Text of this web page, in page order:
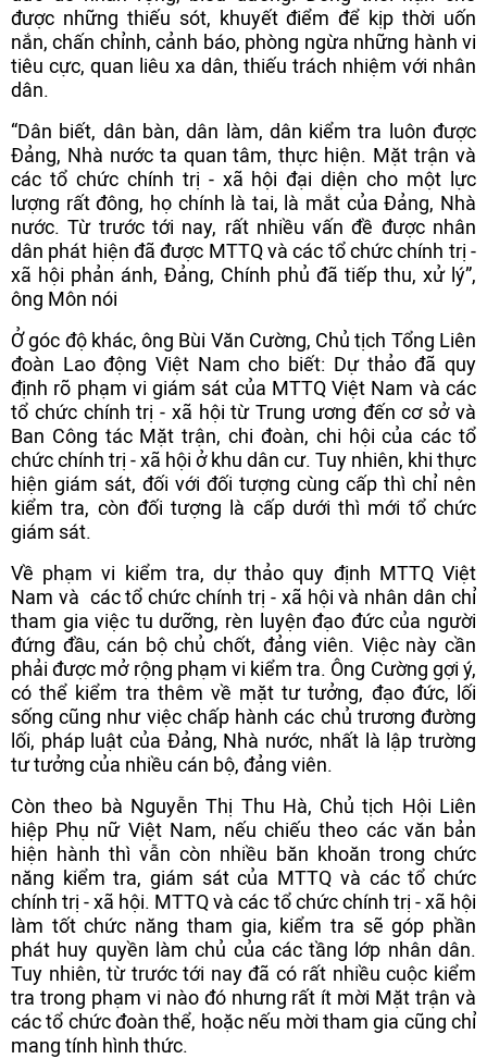
được những thiếu sót, khuyết điểm để kịp thời uốn
nắn, chấn chỉnh, cảnh báo, phòng ngừa những hành vi
tiêu cực, quan liêu xa dân, thiếu trách nhiệm với nhân
dân.
“Dân biết, dân bàn, dân làm, dân kiểm tra luôn được
Đảng, Nhà nước ta quan tâm, thực hiện. Mặt trận và
các tổ chức chính trị - xã hội đại diện cho một lực
lượng rất đông, họ chính là tai, là mắt của Đảng, Nhà
nước. Từ trước tới nay, rất nhiều vấn đề được nhân
dân phát hiện đã được MTTQ và các tổ chức chính trị -
xã hội phản ánh, Đảng, Chính phủ đã tiếp thu, xử lý”,
ông Môn nói
Ở góc độ khác, ông Bùi Văn Cường, Chủ tịch Tổng Liên
đoàn Lao động Việt Nam cho biết: Dự thảo đã quy
định rõ phạm vi giám sát của MTTQ Việt Nam và các
tổ chức chính trị - xã hội từ Trung ương đến cơ sở và
Ban Công tác Mặt trận, chi đoàn, chi hội của các tổ
chức chính trị - xã hội ở khu dân cư. Tuy nhiên, khi thực
hiện giám sát, đối với đối tượng cùng cấp thì chỉ nên
kiểm tra, còn đối tượng là cấp dưới thì mới tổ chức
giám sát.
Về phạm vi kiểm tra, dự thảo quy định MTTQ Việt
Nam và các tổ chức chính trị - xã hội và nhân dân chỉ
tham gia việc tu dưỡng, rèn luyện đạo đức của người
đứng đầu, cán bộ chủ chốt, đảng viên. Việc này cần
phải được mở rộng phạm vi kiểm tra. Ông Cường gợi ý,
có thể kiểm tra thêm về mặt tư tưởng, đạo đức, lối
sống cũng như việc chấp hành các chủ trương đường
lối, pháp luật của Đảng, Nhà nước, nhất là lập trường
tư tưởng của nhiều cán bộ, đảng viên.
Còn theo bà Nguyễn Thị Thu Hà, Chủ tịch Hội Liên
hiệp Phụ nữ Việt Nam, nếu chiếu theo các văn bản
hiện hành thì vẫn còn nhiều băn khoăn trong chức
năng kiểm tra, giám sát của MTTQ và các tổ chức
chính trị - xã hội. MTTQ và các tổ chức chính trị - xã hội
làm tốt chức năng tham gia, kiểm tra sẽ góp phần
phát huy quyền làm chủ của các tầng lớp nhân dân.
Tuy nhiên, từ trước tới nay đã có rất nhiều cuộc kiểm
tra trong phạm vi nào đó nhưng rất ít mời Mặt trận và
các tổ chức đoàn thể, hoặc nếu mời tham gia cũng chỉ
mang tính hình thức.